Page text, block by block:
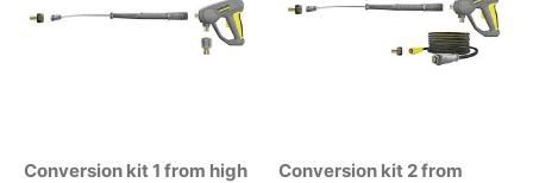
Conversion kit 1 from high
Conversion kit 2 from